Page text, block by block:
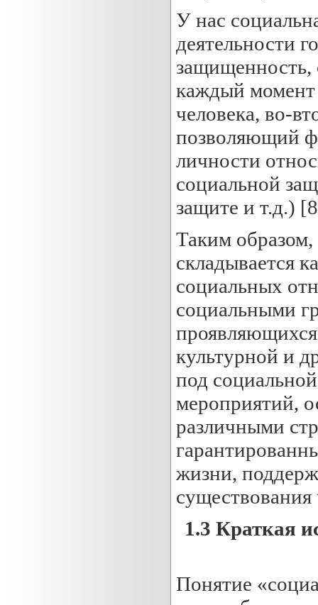
У нас
деятельности
защищенность,
каждый момент
человека, во-
позволяющий
личности
социальной
защите и т.д.)
Таким
складывается
социальных
социальными
культурной и
под
мероприятий,
различными
жизни,
существования
1.3 Краткая
Понятие